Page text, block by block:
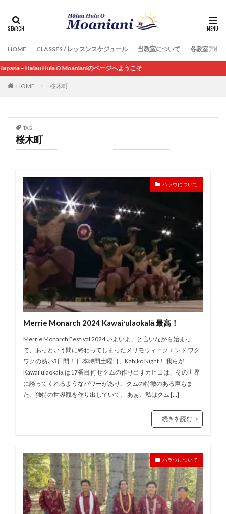
HOME CLASSES / レッスンスケジュール 当教室について 各教室アク
O Moanianiのページへようこそ
HOME 桜木町
TAG
桜木町
ハラウについて
Merrie Monarch 2024 Kawaiʻulaokalā 最高！
Merrie Monarch Festival 2024 いよいよ、と言いながら始まっ
て、あっという間に終わってしまったメリモウィークエンド ワク
ワクの熱い3日間！ 日本時間土曜日、Kahiko Night！ 我らが
Kawaiʻulaokalā は17番目 何せクムの作り出すカヒコは、その世界
に誘ってくれるようなパワーがあり、クムの特徴のある声もま
た、独特の世界観を作り出していて。 あぁ、私はクム […]
続きを読む
ハラウについて